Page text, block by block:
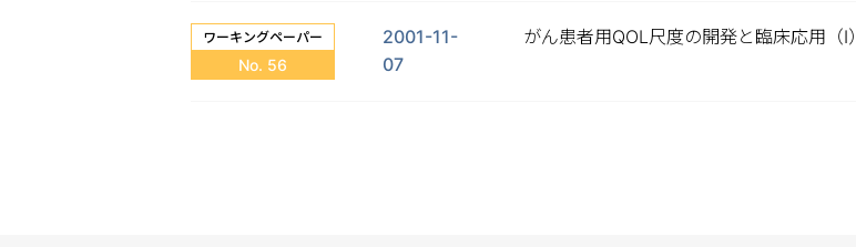
ワーキングペーパー
No. 56
2001-11-
07
がん患者用QOL尺度の開発と臨床応用（I）